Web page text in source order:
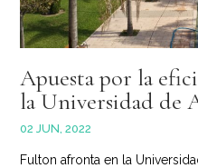
Apuesta por la
la Universidad de
02 JUN, 2022
Fulton afronta en la